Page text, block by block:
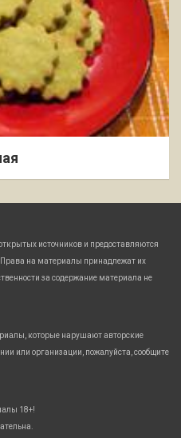
источников и предоставляются
на материалы принадлежат их
за содержание материала не
которые нарушают авторские
или организации, пожалуйста, сообщите
18+!